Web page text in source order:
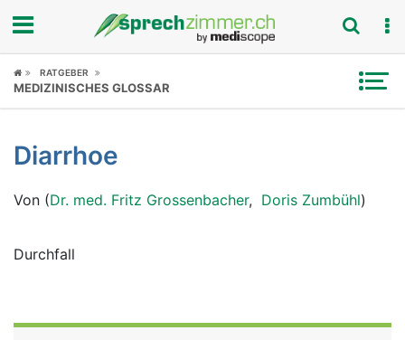
Fokus
Symptome
Untersuchungen
News
RATGEBER
MEDIZINISCHES GLOSSAR
Diarrhoe
Von (Dr. med. Fritz Grossenbacher, Doris Zumbühl)
Durchfall